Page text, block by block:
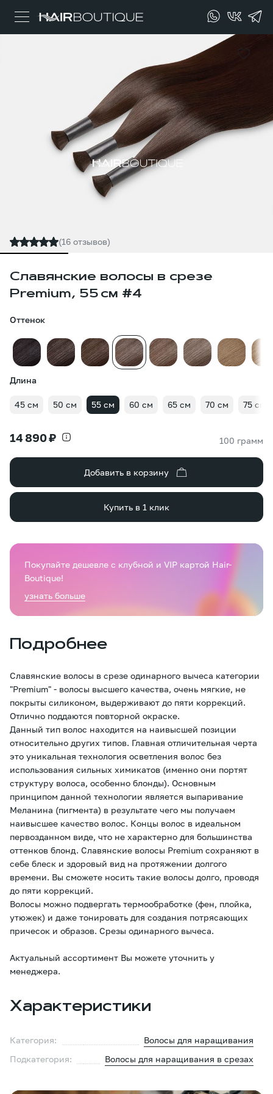
(16 отзывов)
Славянские волосы в срезе
Premium, 55 см #4
Оттенок
Длина
45 см 50 см 55 см 60 см 65 см 70 см 75 см
14 890 ₽ 100 грамм
Добавить в корзину
Купить в 1 клик
Подробнее
Славянские волосы в срезе одинарного вычеса категории
"Premium" - волосы высшего качества, очень мягкие, не
покрыты силиконом, выдерживают до пяти коррекций.
Отлично поддаются повторной окраске.
Данный тип волос находится на наивысшей позиции
относительно других типов. Главная отличительная черта
это уникальная технология осветления волос без
использования сильных химикатов (именно они портят
структуру волоса, особенно блонды). Основным
принципом данной технологии является выпаривание
Меланина (пигмента) в результате чего мы получаем
наивысшее качество волос. Концы волос в идеальном
первозданном виде, что не характерно для большинства
оттенков блонд. Славянские волосы Premium сохраняют в
себе блеск и здоровый вид на протяжении долгого
времени. Вы сможете носить такие волосы долго, проводя
до пяти коррекций.
Волосы можно подвергать термообработке (фен, плойка,
утюжек) и даже тонировать для создания потрясающих
причесок и образов. Срезы одинарного вычеса.
Актуальный ассортимент Вы можете уточнить у
менеджера.
Характеристики
Категория:
Волосы для наращивания
Подкатегория:
Волосы для наращивания в срезах
Покупайте дешевле с клубной и VIP картой Hair-
Boutique!
узнать больше